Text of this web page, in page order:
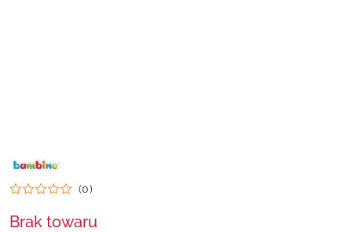
NAZWA
PRODUCENTA:
BAMBINO
(0)
Brak towaru